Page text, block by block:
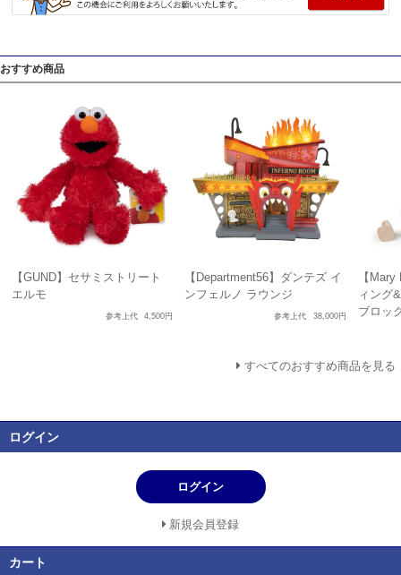
おすすめ商品
【GUND】セサミストリート
エルモ
参考上代 4,500円
【Department56】ダンテズ イ
ンフェルノ ラウンジ
参考上代 38,000円
【
ィング
ブロッ
すべてのおすすめ商品を見る
ログイン
ログイン
新規会員登録
カート